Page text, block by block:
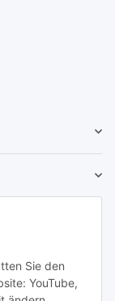
Sie den
YouTube,